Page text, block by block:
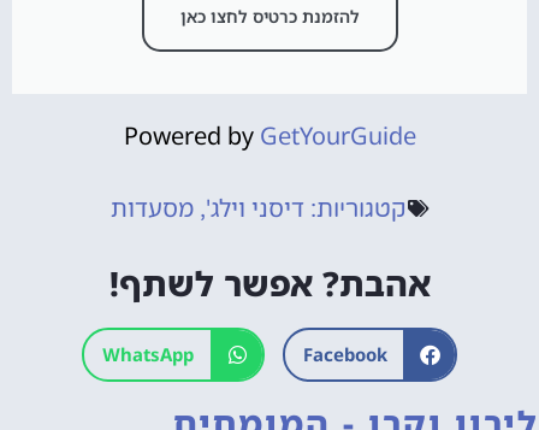
להזמנת כרטיס לחצו כאן
Powered by GetYourGuide
קטגוריות: דיסני וילג',מסעדות
אהבת? אפשר לשתף!
Facebook
WhatsApp